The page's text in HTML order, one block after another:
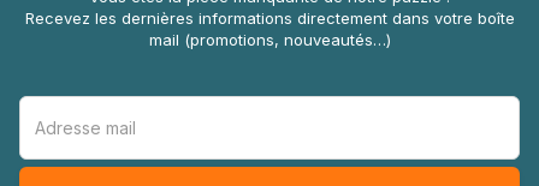
Recevez les dernières informations directement dans votre boîte
mail (promotions, nouveautés…)